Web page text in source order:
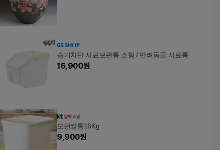
습기차단 사료보관통 소형 / 반려동물 사료통
16,900원
모던쌀통16Kg
9,900원